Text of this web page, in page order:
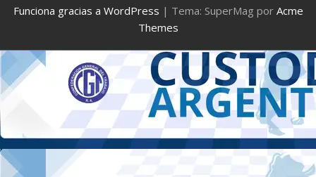
Funciona gracias a WordPress | Tema: SuperMag por Acme
Themes